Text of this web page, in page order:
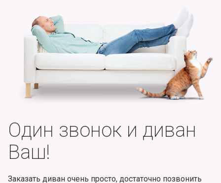
Один звонок и диван
Ваш!
Заказать диван очень просто, достаточно позвонить